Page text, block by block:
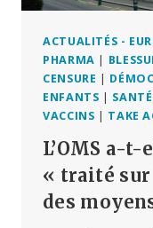
ACTUALITÉS -
PHARMA |
CENSURE |
ENFANTS |
VACCINS | TAKE
L’OMS a-
« traité sur
des